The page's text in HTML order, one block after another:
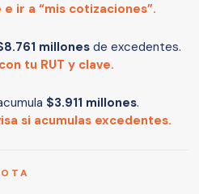
ir a “mis cotizaciones”.
millones de excedentes.
tu RUT y clave.
$3.911 millones.
si acumulas excedentes.